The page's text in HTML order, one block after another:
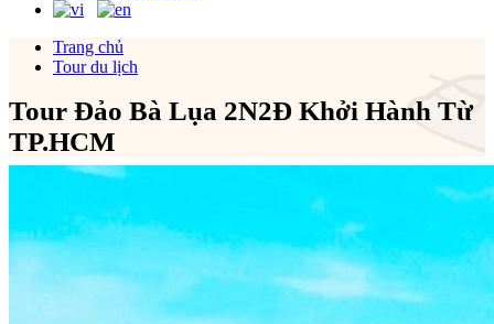
Trang chủ
Tour du lịch
Tour Đảo Bà Lụa 2N2Đ Khởi Hành Từ
TP.HCM